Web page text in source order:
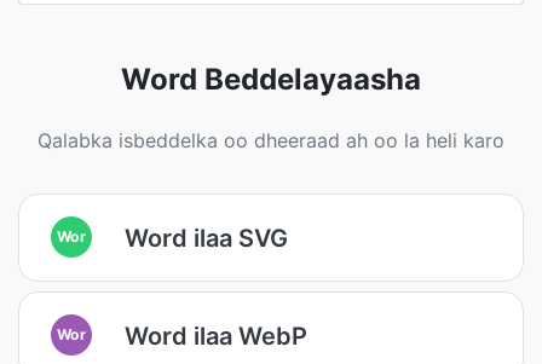
Word Beddelayaasha
Qalabka isbeddelka oo dheeraad ah oo la heli karo
Wor Word ilaa SVG
Wor Word ilaa WebP